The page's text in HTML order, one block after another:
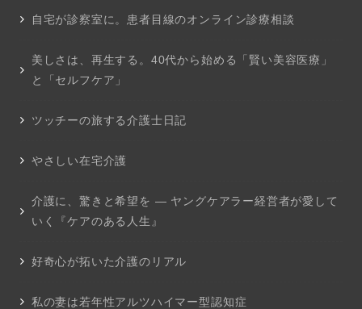
自宅が診察室に。患者目線のオンライン診療相談
美しさは、再生する。40代から始める「賢い美容医療」
と「セルフケア」
ツッチーの旅する介護士日記
やさしい在宅介護
介護に、驚きと希望を ― ヤングケアラー経営者が愛して
いく『ケアのある人生』
好奇心が拓いた介護のリアル
私の妻は若年性アルツハイマー型認知症